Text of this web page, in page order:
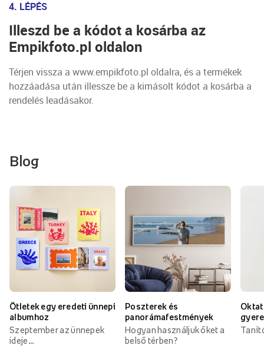
4. LÉPÉS
Illeszd be a kódot a kosárba az
Empikfoto.pl oldalon
Térjen vissza a www.empikfoto.pl oldalra, és a termékek
hozzáadása után illessze be a kimásolt kódot a kosárba a
rendelés leadásakor.
Blog
Ötletek egy eredeti ünnepi
albumhoz
Szeptember az ünnepek
ideje...
Poszterek és
panorámafestmények
Hogyan használjuk őket a
belső térben?